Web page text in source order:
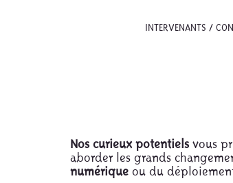
INTERVENANTS /
Nos curieux potentiels vous
aborder les grands
numérique ou du